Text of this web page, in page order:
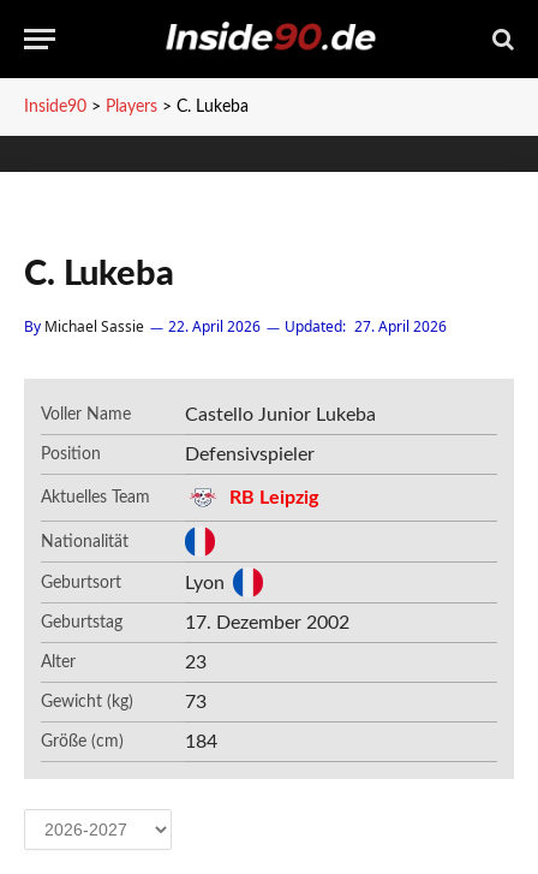
Inside90 > Players > C. Lukeba
C. Lukeba
By Michael Sassie 22. April 2026 Updated: 27. April 2026
Voller Name Castello Junior Lukeba
Position Defensivspieler
Aktuelles Team RB Leipzig
Nationalität
Geburtsort Lyon
Geburtstag 17. Dezember 2002
Alter 23
Gewicht (kg) 73
Größe (cm) 184